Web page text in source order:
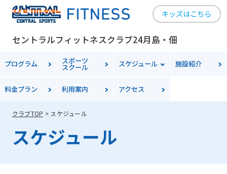
キッズはこちら
セントラルフィットネスクラブ24月島・佃
プログラム スポーツ
スクール スケジュール 施設紹介
料金プラン 利用案内 アクセス
クラブTOP スケジュール
スケジュール